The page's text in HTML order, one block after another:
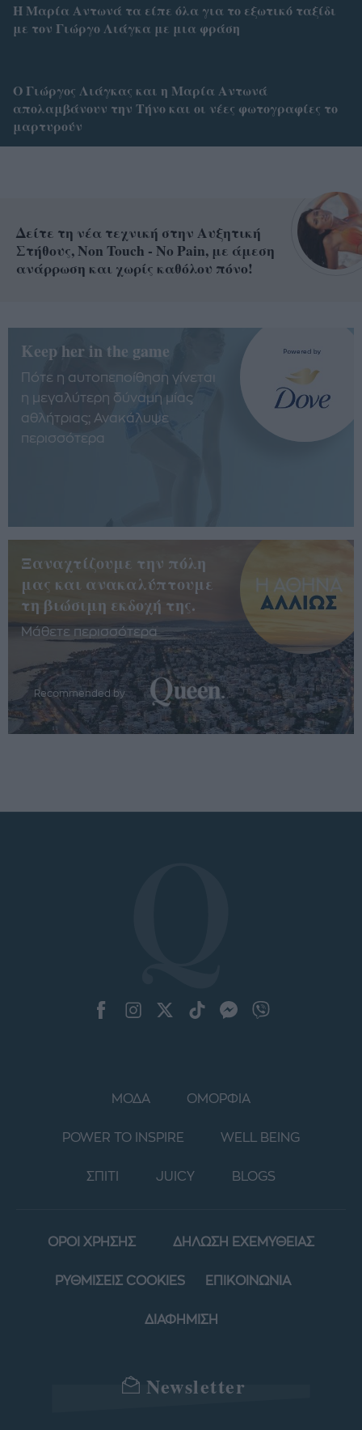
Η Μαρία Αντωνά τα είπε όλα για το εξωτικό ταξίδι
με τον Γιώργο Λιάγκα με μια φράση
Ο Γιώργος Λιάγκας και η Μαρία Αντωνά
απολαμβάνουν την Τήνο και οι νέες φωτογραφίες το
μαρτυρούν
Δείτε τη νέα τεχνική στην Αυξητική
Στήθους, Non Touch - No Pain, με άμεση
ανάρρωση και χωρίς καθόλου πόνο!
Keep her in the game
Πότε η αυτοπεποίθηση γίνεται
η μεγαλύτερη δύναμη μίας
αθλήτριας; Ανακάλυψε
περισσότερα
Ξαναχτίζουμε την πόλη
μας και ανακαλύπτουμε
τη βιώσιμη εκδοχή της.
Μάθετε περισσότερα
Recommended by
ΜΟΔΑ ΟΜΟΡΦΙΑ
POWER TO INSPIRE WELL BEING
ΣΠΙΤΙ JUICY BLOGS
ΟΡΟΙ ΧΡΗΣΗΣ ΔΗΛΩΣΗ ΕΧΕΜΥΘΕΙΑΣ
ΡΥΘΜΙΣΕΙΣ COOKIES ΕΠΙΚΟΙΝΩΝΙΑ
ΔΙΑΦΗΜΙΣΗ
Newsletter